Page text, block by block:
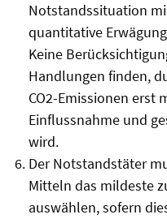
Notstandssituation
quantitative
Keine
Handlungen finden,
CO2-Emissionen
Einflussnahme und
wird.
Der Notstandstäter
Mitteln das mildeste
auswählen, sofern